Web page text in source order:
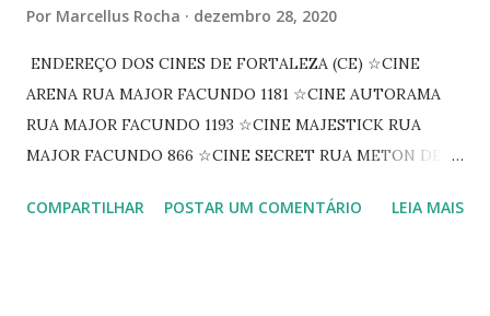
Por Marcellus Rocha dezembro 28, 2020
ENDEREÇO DOS CINES DE FORTALEZA (CE) ☆CINE
ARENA RUA MAJOR FACUNDO 1181 ☆CINE AUTORAMA
RUA MAJOR FACUNDO 1193 ☆CINE MAJESTICK RUA
MAJOR FACUNDO 866 ☆CINE SECRET RUA METON DE
PEIXOTO 1307 ☆CINE IRIS RUA FLORIANO PEIXOTO 1206
COMPARTILHAR POSTAR UM COMENTÁRIO LEIA MAIS